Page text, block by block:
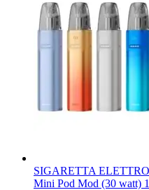
SIGARETTA
Mini Pod Mod (30 watt)